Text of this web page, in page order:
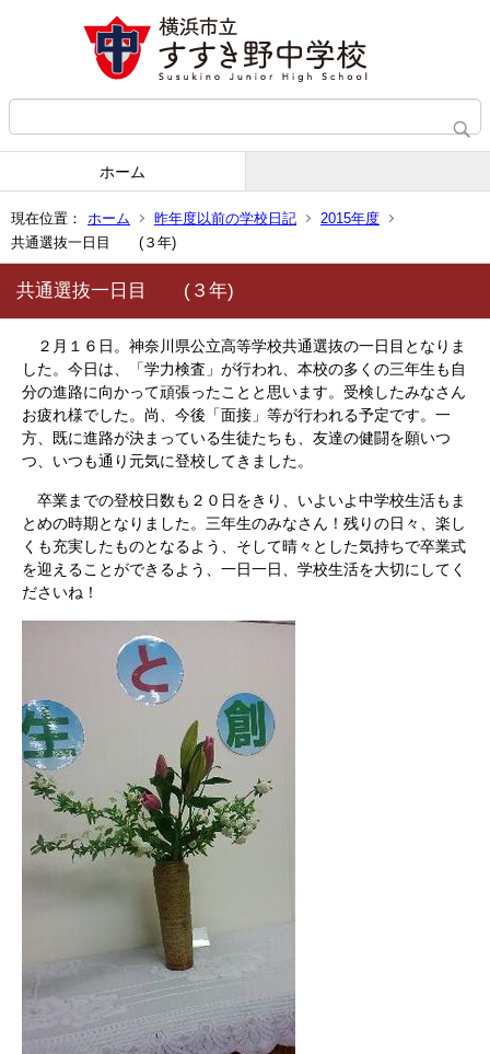
ホーム
現在位置： ホーム 昨年度以前の学校日記
2015年度
共通選抜一日目 (３年)
共通選抜一日目 (３年)
２月１６日。神奈川県公立高等学校共通選抜の一日目となりま
した。今日は、「学力検査」が行われ、本校の多くの三年生も自
分の進路に向かって頑張ったことと思います。受検したみなさん
お疲れ様でした。尚、今後「面接」等が行われる予定です。一
方、既に進路が決まっている生徒たちも、友達の健闘を願いつ
つ、いつも通り元気に登校してきました。
卒業までの登校日数も２０日をきり、いよいよ中学校生活もま
とめの時期となりました。三年生のみなさん！残りの日々、楽し
くも充実したものとなるよう、そして晴々とした気持ちで卒業式
を迎えることができるよう、一日一日、学校生活を大切にしてく
ださいね！